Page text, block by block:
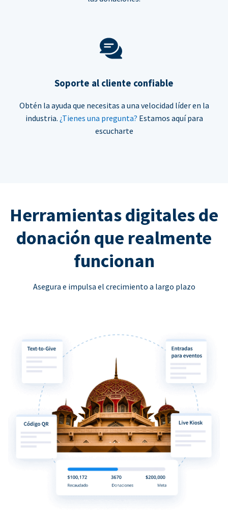
Soporte al cliente confiable
Obtén la ayuda que necesitas a una velocidad líder en la
industria. ¿Tienes una pregunta? Estamos aquí para
escucharte
Herramientas digitales de
donación que realmente
funcionan
Asegura e impulsa el crecimiento a largo plazo